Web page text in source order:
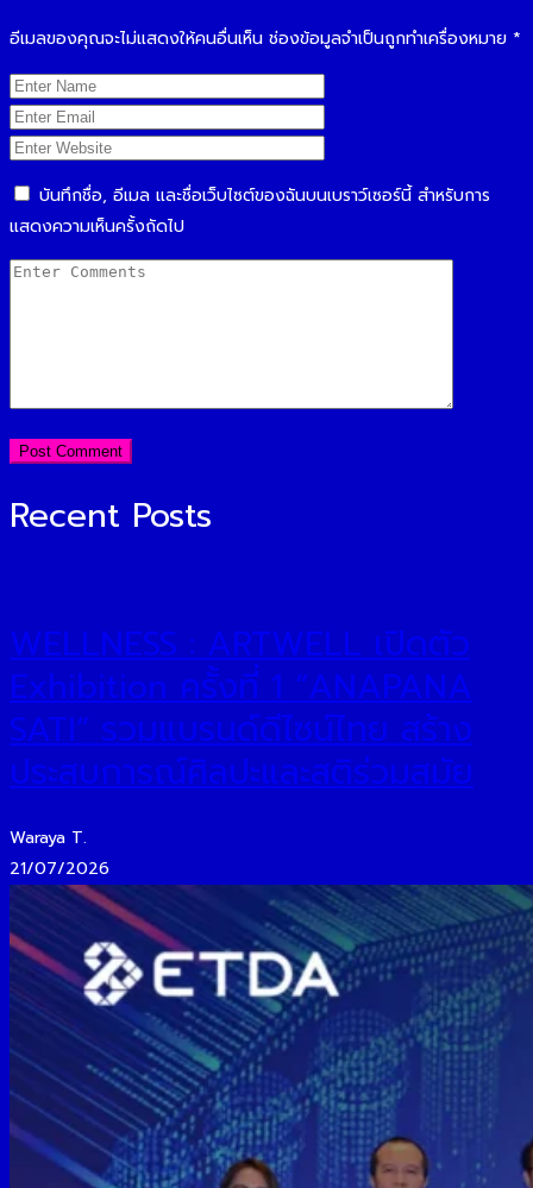
อีเมลของคุณจะไม่แสดงให้คนอื่นเห็น ช่องข้อมูลจำเป็นถูกทำเครื่องหมาย *
บันทึกชื่อ, อีเมล และชื่อเว็บไซต์ของฉันบนเบราว์เซอร์นี้ สำหรับการ
แสดงความเห็นครั้งถัดไป
Recent Posts
WELLNESS : ARTWELL เปิดตัว
Exhibition ครั้งที่ 1 “ANAPANA
SATI” รวมแบรนด์ดีไซน์ไทย สร้าง
ประสบการณ์ศิลปะและสติร่วมสมัย
Waraya T.
21/07/2026